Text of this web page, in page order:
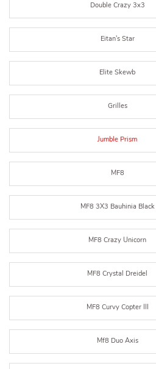
Double Crazy 3x3
Eitan's Star
Elite Skewb
Grilles
Jumble Prism
MF8
MF8 3X3 Bauhinia Black
MF8 Crazy Unicorn
MF8 Crystal Dreidel
MF8 Curvy Copter III
Mf8 Duo Axis